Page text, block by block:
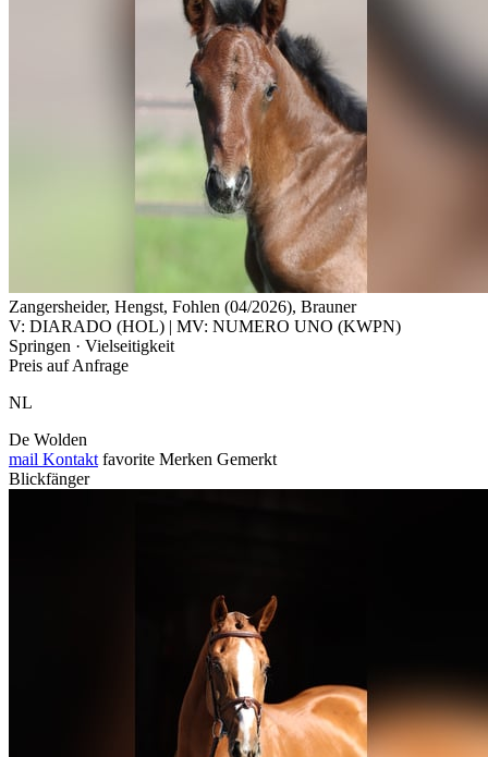
Zangersheider, Hengst, Fohlen (04/2026), Brauner
V: DIARADO (HOL) | MV: NUMERO UNO (KWPN)
Springen · Vielseitigkeit
Preis auf Anfrage
NL
De Wolden
mail Kontakt favorite Merken Gemerkt
Blickfänger